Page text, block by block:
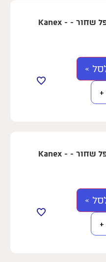
קליפס מתקפל שחור - Kanex -
»
+
קליפס מתקפל שחור - Kanex -
»
+